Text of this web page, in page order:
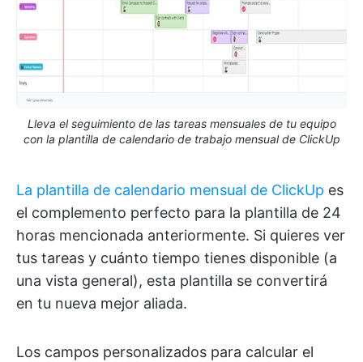
Lleva el seguimiento de las tareas mensuales de tu equipo
con la plantilla de calendario de trabajo mensual de ClickUp
La plantilla de calendario mensual de ClickUp es
el complemento perfecto para la plantilla de 24
horas mencionada anteriormente. Si quieres ver
tus tareas y cuánto tiempo tienes disponible (a
una vista general), esta plantilla se convertirá
en tu nueva mejor aliada.
Los campos personalizados para calcular el